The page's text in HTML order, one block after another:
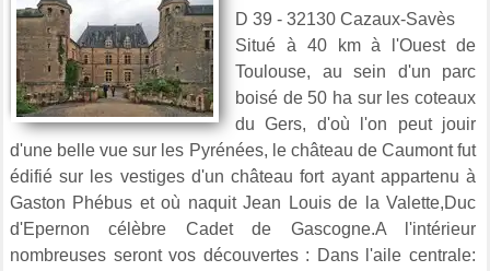
D 39 - 32130 Cazaux-Savès
Situé à 40 km à l'Ouest de
Toulouse, au sein d'un parc
boisé de 50 ha sur les coteaux
du Gers, d'où l'on peut jouir
d'une belle vue sur les Pyrénées, le château de Caumont fut
édifié sur les vestiges d'un château fort ayant appartenu à
Gaston Phébus et où naquit Jean Louis de la Valette,Duc
d'Epernon célèbre Cadet de Gascogne.A l'intérieur
nombreuses seront vos découvertes : Dans l'aile centrale: